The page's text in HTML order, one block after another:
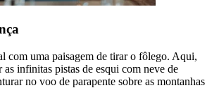
com uma paisagem de tirar o fôlego. Aqui,
infinitas pistas de esqui com neve de
no voo de parapente sobre as montanhas